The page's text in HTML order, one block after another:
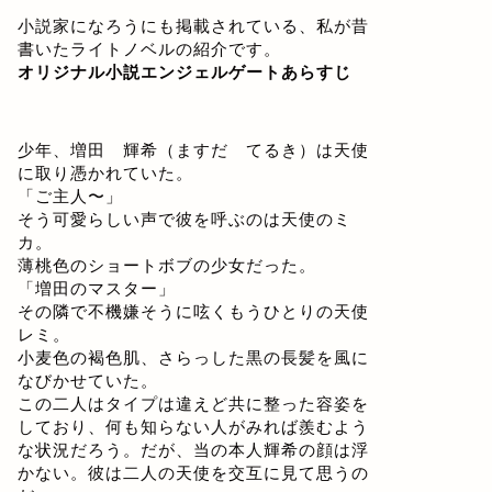
小説家になろうにも掲載されている、私が昔
書いたライトノベルの紹介です。
オリジナル小説エンジェルゲートあらすじ
少年、増田 輝希（ますだ てるき）は天使
に取り憑かれていた。
「ご主人〜」
そう可愛らしい声で彼を呼ぶのは天使のミ
カ。
薄桃色のショートボブの少女だった。
「増田のマスター」
その隣で不機嫌そうに呟くもうひとりの天使
レミ。
小麦色の褐色肌、さらっした黒の長髪を風に
なびかせていた。
この二人はタイプは違えど共に整った容姿を
しており、何も知らない人がみれば羨むよう
な状況だろう。だが、当の本人輝希の顔は浮
かない。彼は二人の天使を交互に見て思うの